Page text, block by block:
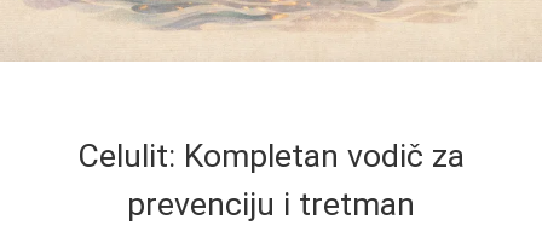
Celulit: Kompletan vodič za
prevenciju i tretman